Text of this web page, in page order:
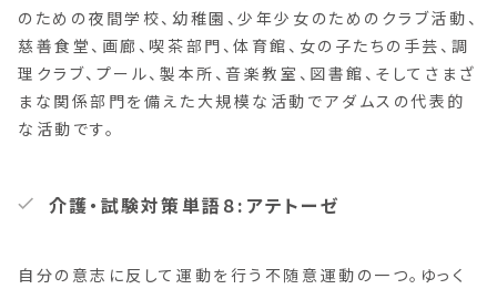
のための夜間学校、幼稚園、少年少女のためのクラブ活動、
慈善食堂、画廊、喫茶部門、体育館、女の子たちの手芸、調
理クラブ、プール、製本所、音楽教室、図書館、そしてさまざ
まな関係部門を備えた大規模な活動でアダムスの代表的
な活動です。
介護・試験対策単語８:アテトーゼ
自分の意志に反して運動を行う不随意運動の一つ。ゆっく